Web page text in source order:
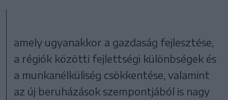
amely ugyanakkor a gazdaság fejlesztése,
a régiók közötti fejlettségi különbségek és
a munkanélküliség csökkentése, valamint
az új beruházások szempontjából is nagy